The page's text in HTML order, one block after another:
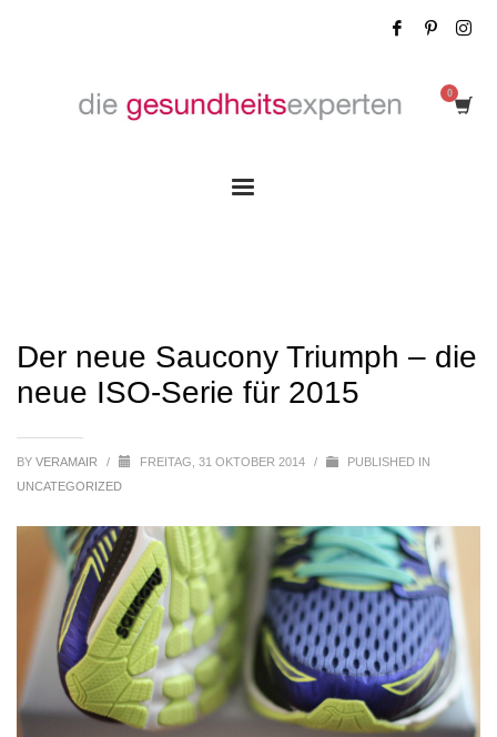
Der neue Saucony Triumph – die
neue ISO-Serie für 2015
BY VERAMAIR / FREITAG, 31 OKTOBER 2014 /
PUBLISHED IN
UNCATEGORIZED